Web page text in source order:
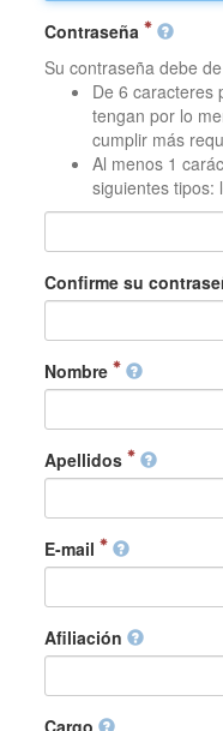
Contraseña
Su contraseña debe
De 6 caracteres
tengan por lo
cumplir más
Al menos 1
siguientes tipos:
Confirme su
Nombre
Apellidos
E-mail
Afiliación
Cargo